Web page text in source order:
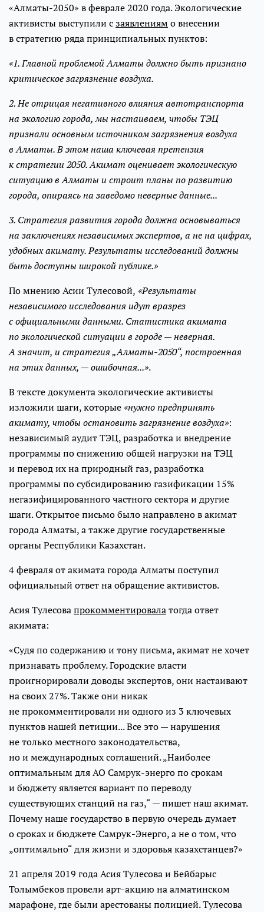
«Алматы-2050» в феврале 2020 года. Экологические
активисты выступили сзаявлениямо внесении
в стратегию ряда принципиальных пунктов:
«1. Главной проблемой Алматы должно быть признано
критическое загрязнение воздуха.
2. Не отрицая негативного влияния автотранспорта
на экологию города, мы настаиваем, чтобы ТЭЦ
признали основным источником загрязнения воздуха
в Алматы. В этом наша ключевая претензия
к стратегии 2050. Акимат оценивает экологическую
ситуацию в Алматы и строит планы по развитию
города, опираясь на заведомо неверные данные...
3. Стратегия развития города должна основываться
на заключениях независимых экспертов, а не на цифрах,
удобных акимату. Результаты исследований должны
быть доступны широкой публике.»
По мнению Асии Тулесовой, «Результаты
независимого исследования идут вразрез
с официальными данными. Статистика акимата
по экологической ситуации в городе — неверная.
А значит, и стратегия „Алматы-2050“, построенная
на этих данных, — ошибочная...».
В тексте документа экологические активисты
изложили шаги, которые «нужно предпринять
акимату, чтобы остановить загрязнение воздуха»:
независимый аудит ТЭЦ, разработка и внедрение
программы по снижению общей нагрузки на ТЭЦ
и перевод их на природный газ, разработка
программы по субсидированию газификации 15%
негазифицированного частного сектора и другие
шаги. Открытое письмо было направлено в акимат
города Алматы, а также другие государственные
органы Республики Казахстан.
4 февраля от акимата города Алматы поступил
официальный ответ на обращение активистов.
Асия Тулесовапрокомментировалатогда ответ
акимата:
«Судя по содержанию и тону письма, акимат не хочет
признавать проблему. Городские власти
проигнорировали доводы экспертов, они настаивают
на своих 27%. Также они никак
не прокомментировали ни одного из 3 ключевых
пунктов нашей петиции... Все это — нарушения
не только местного законодательства,
но и международных соглашений. „Наиболее
оптимальным для АО Самрук-энерго по срокам
и бюджету является вариант по переводу
существующих станций на газ,“ — пишет наш акимат.
Почему наше государство в первую очередь думает
о сроках и бюджете Самрук-Энерго, а не о том, что
„оптимально“ для жизни и здоровья казахстанцев?»
21 апреля 2019 года Асия Тулесова и Бейбарыс
Толымбеков провели арт-акцию на алматинском
марафоне, где были арестованы полицией. Тулесова